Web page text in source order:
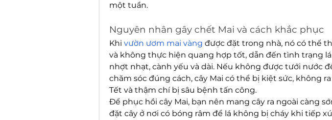
một tuần.
Nguyên nhân gây chết Mai và cách khắc phục
Khi vườn ươm mai vàng được đặt trong nhà, nó có thể
và không thực hiện quang hợp tốt, dẫn đến tình trạng
nhợt nhạt, cành yếu và dài. Nếu không được tưới nước
chăm sóc đúng cách, cây Mai có thể bị kiệt sức, không
Tết và thậm chí bị sâu bệnh tấn công.
Để phục hồi cây Mai, bạn nên mang cây ra ngoài càng
đặt cây ở nơi có bóng râm để lá không bị cháy khi tiếp